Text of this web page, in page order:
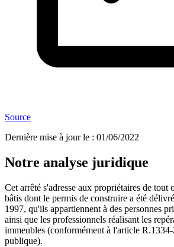
Source
Dernière mise à jour le : 01/06/2022
Notre analyse juridique
Cet arrêté s'adresse aux propriétaires de tout
bâtis dont le permis de construire a été
1997, qu'ils appartiennent à des personnes
ainsi que les professionnels réalisant les
immeubles (conformément à l'article
publique).